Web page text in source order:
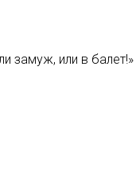
замуж, или в балет!»